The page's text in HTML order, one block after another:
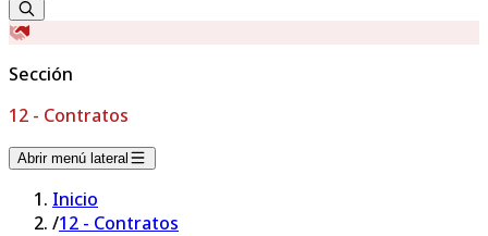
Sección
12 - Contratos
Abrir menú lateral
Inicio
/12 - Contratos